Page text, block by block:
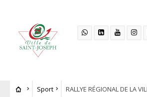
Sport
RALLYE RÉGIONAL DE LA